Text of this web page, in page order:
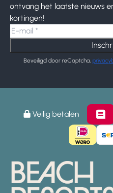
ontvang het laatste nieuws
kortingen!
Beveiligd door reCaptcha,
Veilig betalen